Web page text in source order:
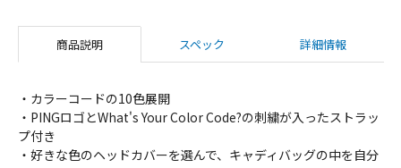
商品説明 スペック 詳細情報
・カラーコードの10色展開
・PINGロゴとWhat's Your Color Code?の刺繍が入ったストラッ
プ付き
・好きな色のヘッドカバーを選んで、キャディバッグの中を自分